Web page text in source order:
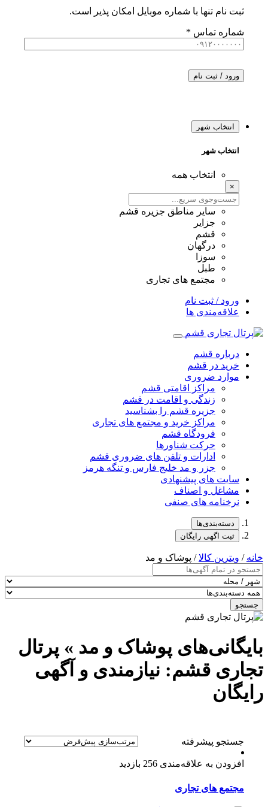
ثبت نام تنها با شماره موبایل امکان پذیر است.
شماره تماس *
ورود / ثبت نام
انتخاب شهر
انتخاب شهر
انتخاب همه
×
سایر مناطق جزیره قشم
جزایر
قشم
درگهان
سوزا
طبل
مجتمع های تجاری
ورود / ثبت نام
علاقه‌مندی ها
درباره قشم
خرید در قشم
موارد ضروری
مراکز اقامتی قشم
زندگی و اقامت در قشم
جزیره قشم را بشناسید
مراکز خرید و مجتمع های تجاری
فرودگاه قشم
حرکت شناورها
ادارات و تلفن های ضروری قشم
جزر و مد خلیج فارس و تنگه هرمز
سایت های پیشنهادی
مشاغل و اصناف
نرخنامه های صنفی
دسته‌بندی‌ها
ثبت اگهی رایگان
خانه / ویترین کالا/ پوشاک و مد
جستجو
بایگانی‌های پوشاک و مد » پرتال
تجاری قشم: نیازمندی و آگهی
رایگان
جستجو پیشرفته
افزودن به علاقه‌مندی 256 بازدید
مجتمع های تجاری